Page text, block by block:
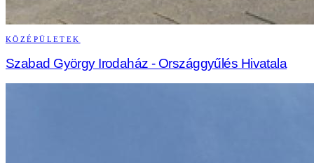
KÖZÉPÜLETEK
Szabad György Irodaház - Országgyűlés Hivatala